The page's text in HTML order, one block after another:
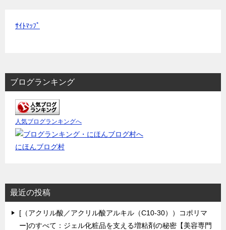
ｻｲﾄﾏｯﾌﾟ
ブログランキング
人気ブログランキングへ
にほんブログ村
最近の投稿
[（アクリル酸／アクリル酸アルキル（C10-30））コポリマ
ー]のすべて：ジェル化粧品を支える増粘剤の秘密【美容専門